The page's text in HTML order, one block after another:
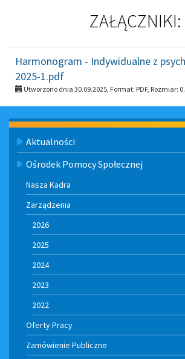
ZAŁĄCZNIKI:
Harmonogram - Indywidualne z
2025-1.pdf
Utworzono dnia 30.09.2025, Format: PDF, Rozmiar:
Menu
Aktualności
Ośrodek Pomocy Społecznej
Nasza Kadra
Zarządzenia
2026
2025
2024
2023
2022
Oferty Pracy
Zamówienie Publiczne